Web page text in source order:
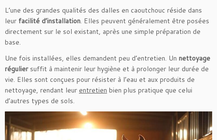
L’une des grandes qualités des dalles en caoutchouc réside dans
leur facilité d’installation. Elles peuvent généralement être posées
directement sur le sol existant, après une simple préparation de
base.
Une fois installées, elles demandent peu d’entretien. Un nettoyage
réguliersuffit à maintenir leur hygiène et à prolonger leur durée de
vie. Elles sont conçues pour résister à l’eau et aux produits de
nettoyage, rendant leur entretien bien plus pratique que celui
d’autres types de sols.